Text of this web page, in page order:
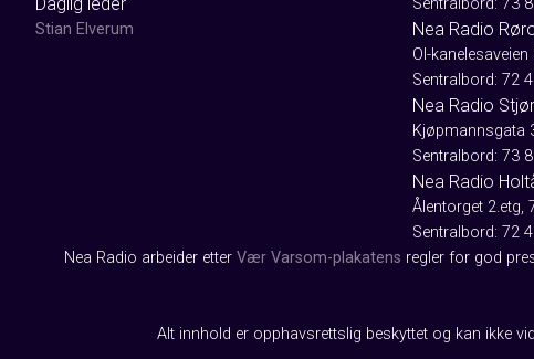
Stian Elverum Nea Radio
Ol-
Sentralbord: 72
Nea Radio
Kjøpmannsgata
Sentralbord: 73
Nea Radio
Ålentorget 2.etg,
Sentralbord: 72
Nea Radio arbeider etter Vær Varsom-plakatens regler for god
Alt innhold er opphavsrettslig beskyttet og kan ikke